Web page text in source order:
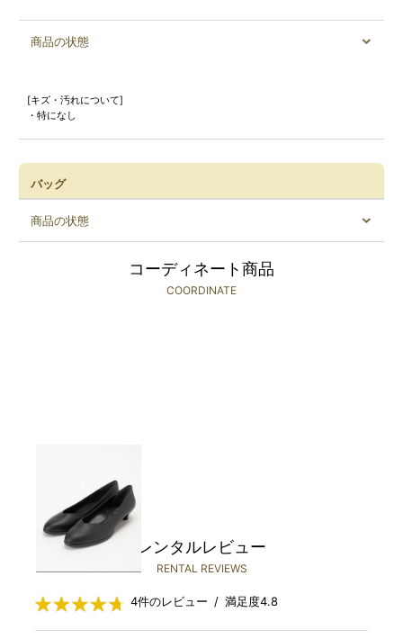
商品の状態
[キズ・汚れについて]
・特になし
バッグ
商品の状態
コーディネート商品
COORDINATE
レンタルレビュー
RENTAL REVIEWS
4件のレビュー / 満足度4.8